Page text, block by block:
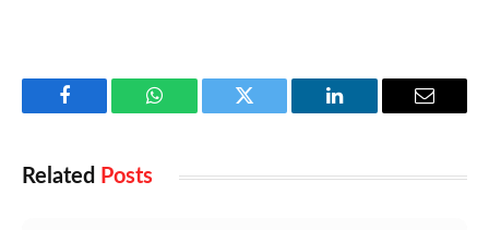
Facebook WhatsApp Twitter LinkedIn Email
Related Posts